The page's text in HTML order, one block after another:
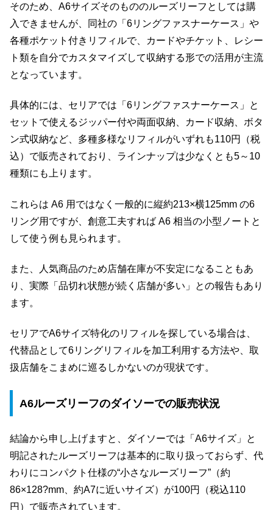
そのため、A6サイズそのもののルーズリーフとしては購
入できませんが、同社の「6リングファスナーケース」や
各種ポケット付きリフィルで、カードやチケット、レシー
ト類を自分でカスタマイズして収納する形での活用が主流
となっています。
具体的には、セリアでは「6リングファスナーケース」と
セットで使えるジッパー付や両面収納、カード収納、ボタ
ン式収納など、多種多様なリフィルがいずれも110円（税
込）で販売されており、ラインナップは少なくとも5～10
種類にも上ります。
これらは A6 用ではなく一般的に縦約213×横125mm の6
リング用ですが、創意工夫すれば A6 相当の小型ノートと
して使う例も見られます。
また、人気商品のため店舗在庫が不安定になることもあ
り、実際「品切れ状態が続く店舗が多い」との報告もあり
ます。
セリアでA6サイズ特化のリフィルを探している場合は、
代替品として6リングリフィルを加工利用する方法や、取
扱店舗をこまめに巡るしかないのが現状です。
A6ルーズリーフのダイソーでの販売状況
結論から申し上げますと、ダイソーでは「A6サイズ」と
明記されたルーズリーフは基本的に取り扱っておらず、代
わりにコンパクト仕様の“小さなルーズリーフ”（約
86×128?mm、約A7に近いサイズ）が100円（税込110
円）で販売されています。